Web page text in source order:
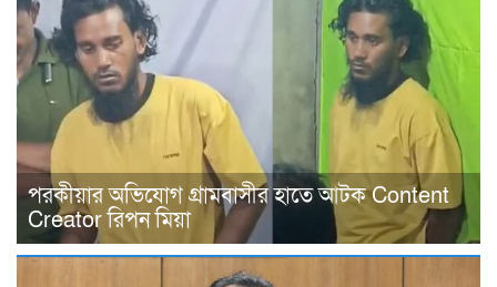
পরকীয়ার অভিযোগ গ্রামবাসীর হাতে আটক Content
Creator রিপন মিয়া